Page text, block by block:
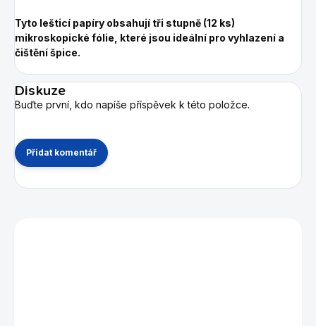
Tyto lešticí papíry obsahují tři stupně (12 ks)
mikroskopické fólie, které jsou ideální pro vyhlazení a
čištění špice.
Diskuze
Buďte první, kdo napíše příspěvek k této položce.
Přidat komentář